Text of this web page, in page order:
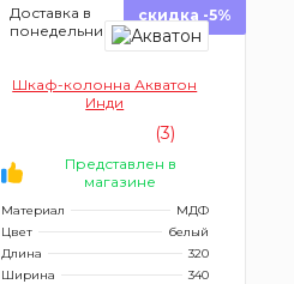
Доставка в
понедельник
скидка -5%
Шкаф-колонна Акватон
Инди
(3)
Представлен в
магазине
Материал
МДФ
Цвет
белый
Длина
320
Ширина
340